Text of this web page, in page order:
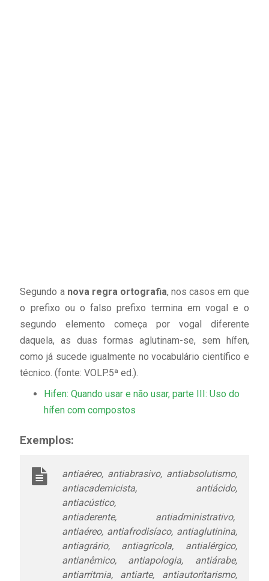
Segundo a nova regra ortografia, nos casos em que
o prefixo ou o falso prefixo termina em vogal e o
segundo elemento começa por vogal diferente
daquela, as duas formas aglutinam-se, sem hífen,
como já sucede igualmente no vocabulário científico e
técnico. (fonte: VOLP.5ª ed.).
Hifen: Quando usar e não usar, parte III: Uso do
hífen com compostos
Exemplos:
antiaéreo, antiabrasivo, antiabsolutismo,
antiacademicista, antiácido,
antiacústico,
antiaderente, antiadministrativo,
antiaéreo, antiafrodisíaco, antiaglutinina,
antiagrário, antiagrícola, antialérgico,
antianêmico, antiapologia, antiárabe,
antiarritmia, antiarte, antiautoritarismo,